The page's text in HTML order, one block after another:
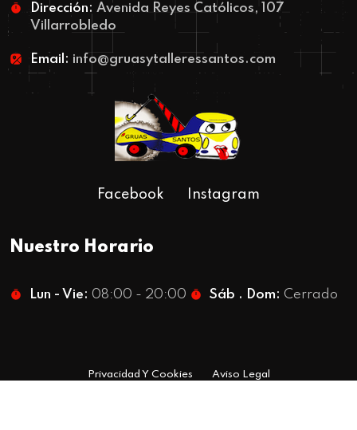
Dirección: Avenida Reyes Católicos, 107
Villarrobledo
Email: info@gruasytalleressantos.com
Facebook Instagram
Nuestro Horario
Lun - Vie: 08:00 - 20:00 Sáb . Dom: Cerrado
Privacidad Y Cookies Aviso Legal